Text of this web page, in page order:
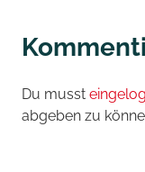
Du musst
abgeben zu